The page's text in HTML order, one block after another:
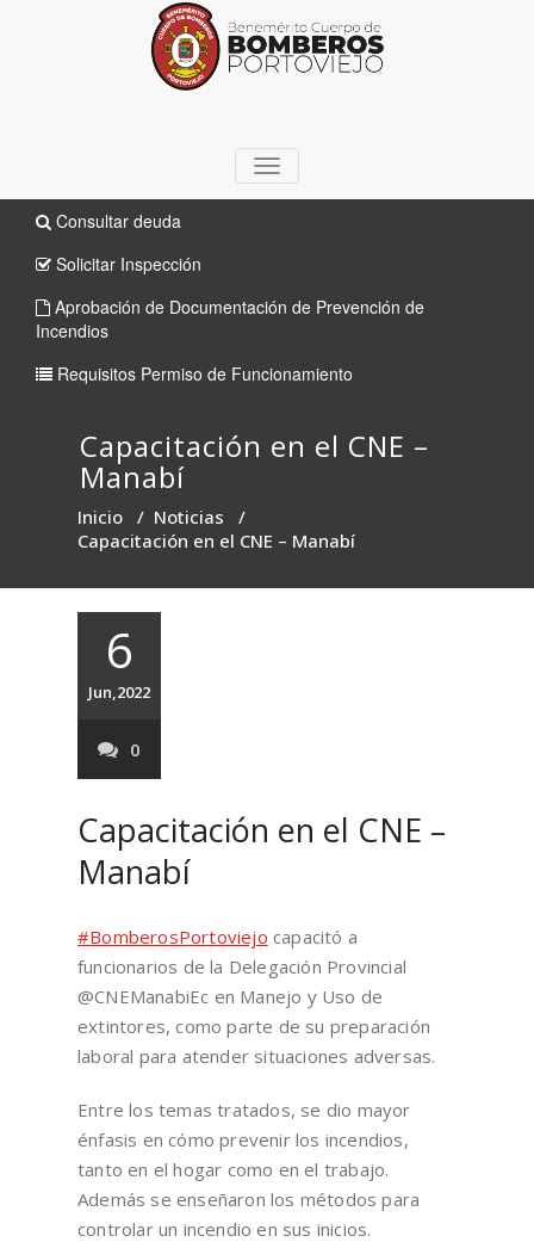
TOGGLE
NAVIGATION
Consultar deuda
Solicitar Inspección
Aprobación de Documentación de Prevención de
Incendios
Requisitos Permiso de Funcionamiento
Capacitación en el CNE –
Manabí
Inicio / Noticias /
Capacitación en el CNE – Manabí
6
Jun,2022
0
Capacitación en el CNE –
Manabí
#BomberosPortoviejo capacitó a
funcionarios de la Delegación Provincial
@CNEManabiEc en Manejo y Uso de
extintores, como parte de su preparación
laboral para atender situaciones adversas.
Entre los temas tratados, se dio mayor
énfasis en cómo prevenir los incendios,
tanto en el hogar como en el trabajo.
Además se enseñaron los métodos para
controlar un incendio en sus inicios.